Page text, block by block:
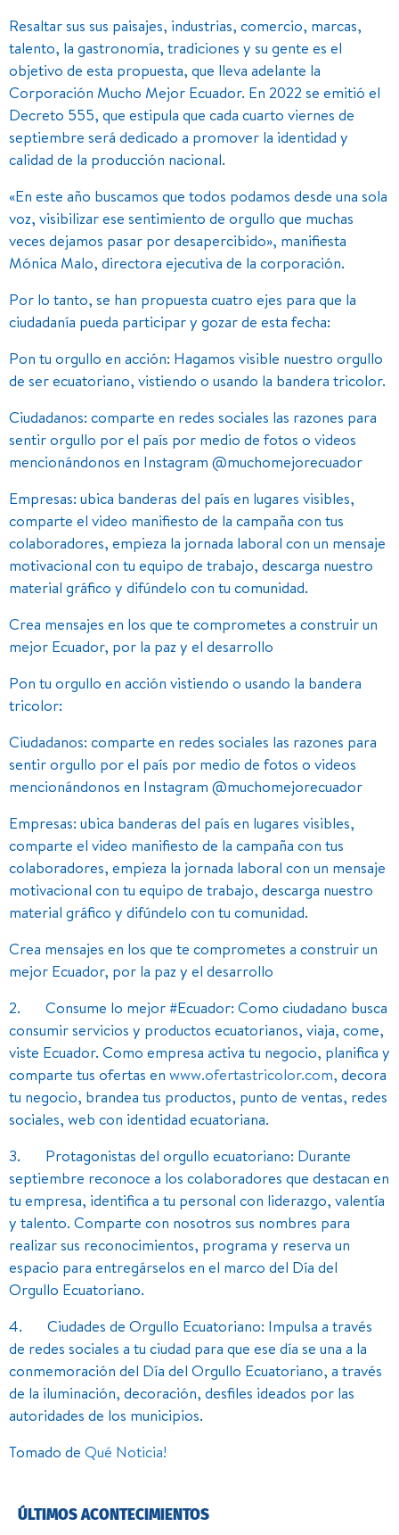
Resaltar sus sus paisajes, industrias, comercio, marcas,
talento, la gastronomía, tradiciones y su gente es el
objetivo de esta propuesta, que lleva adelante la
Corporación Mucho Mejor Ecuador. En 2022 se emitió el
Decreto 555, que estipula que cada cuarto viernes de
septiembre será dedicado a promover la identidad y
calidad de la producción nacional.
«En este año buscamos que todos podamos desde una sola
voz, visibilizar ese sentimiento de orgullo que muchas
veces dejamos pasar por desapercibido», manifiesta
Mónica Malo, directora ejecutiva de la corporación.
Por lo tanto, se han propuesta cuatro ejes para que la
ciudadanía pueda participar y gozar de esta fecha:
Pon tu orgullo en acción: Hagamos visible nuestro orgullo
de ser ecuatoriano, vistiendo o usando la bandera tricolor.
Ciudadanos: comparte en redes sociales las razones para
sentir orgullo por el país por medio de fotos o videos
mencionándonos en Instagram @muchomejorecuador
Empresas: ubica banderas del país en lugares visibles,
comparte el video manifiesto de la campaña con tus
colaboradores, empieza la jornada laboral con un mensaje
motivacional con tu equipo de trabajo, descarga nuestro
material gráfico y difúndelo con tu comunidad.
Crea mensajes en los que te comprometes a construir un
mejor Ecuador, por la paz y el desarrollo
Pon tu orgullo en acción vistiendo o usando la bandera
tricolor:
Ciudadanos: comparte en redes sociales las razones para
sentir orgullo por el país por medio de fotos o videos
mencionándonos en Instagram @muchomejorecuador
Empresas: ubica banderas del país en lugares visibles,
comparte el video manifiesto de la campaña con tus
colaboradores, empieza la jornada laboral con un mensaje
motivacional con tu equipo de trabajo, descarga nuestro
material gráfico y difúndelo con tu comunidad.
Crea mensajes en los que te comprometes a construir un
mejor Ecuador, por la paz y el desarrollo
2. Consume lo mejor #Ecuador: Como ciudadano busca
consumir servicios y productos ecuatorianos, viaja, come,
viste Ecuador. Como empresa activa tu negocio, planifica y
comparte tus ofertas en www.ofertastricolor.com, decora
tu negocio, brandea tus productos, punto de ventas, redes
sociales, web con identidad ecuatoriana.
3. Protagonistas del orgullo ecuatoriano: Durante
septiembre reconoce a los colaboradores que destacan en
tu empresa, identifica a tu personal con liderazgo, valentía
y talento. Comparte con nosotros sus nombres para
realizar sus reconocimientos, programa y reserva un
espacio para entregárselos en el marco del Día del
Orgullo Ecuatoriano.
4. Ciudades de Orgullo Ecuatoriano: Impulsa a través
de redes sociales a tu ciudad para que ese día se una a la
conmemoración del Día del Orgullo Ecuatoriano, a través
de la iluminación, decoración, desfiles ideados por las
autoridades de los municipios.
Tomado de Qué Noticia!
ÚLTIMOS ACONTECIMIENTOS